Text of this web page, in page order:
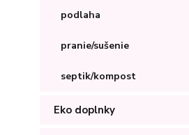
podlaha
pranie/sušenie
septik/kompost
Eko doplnky